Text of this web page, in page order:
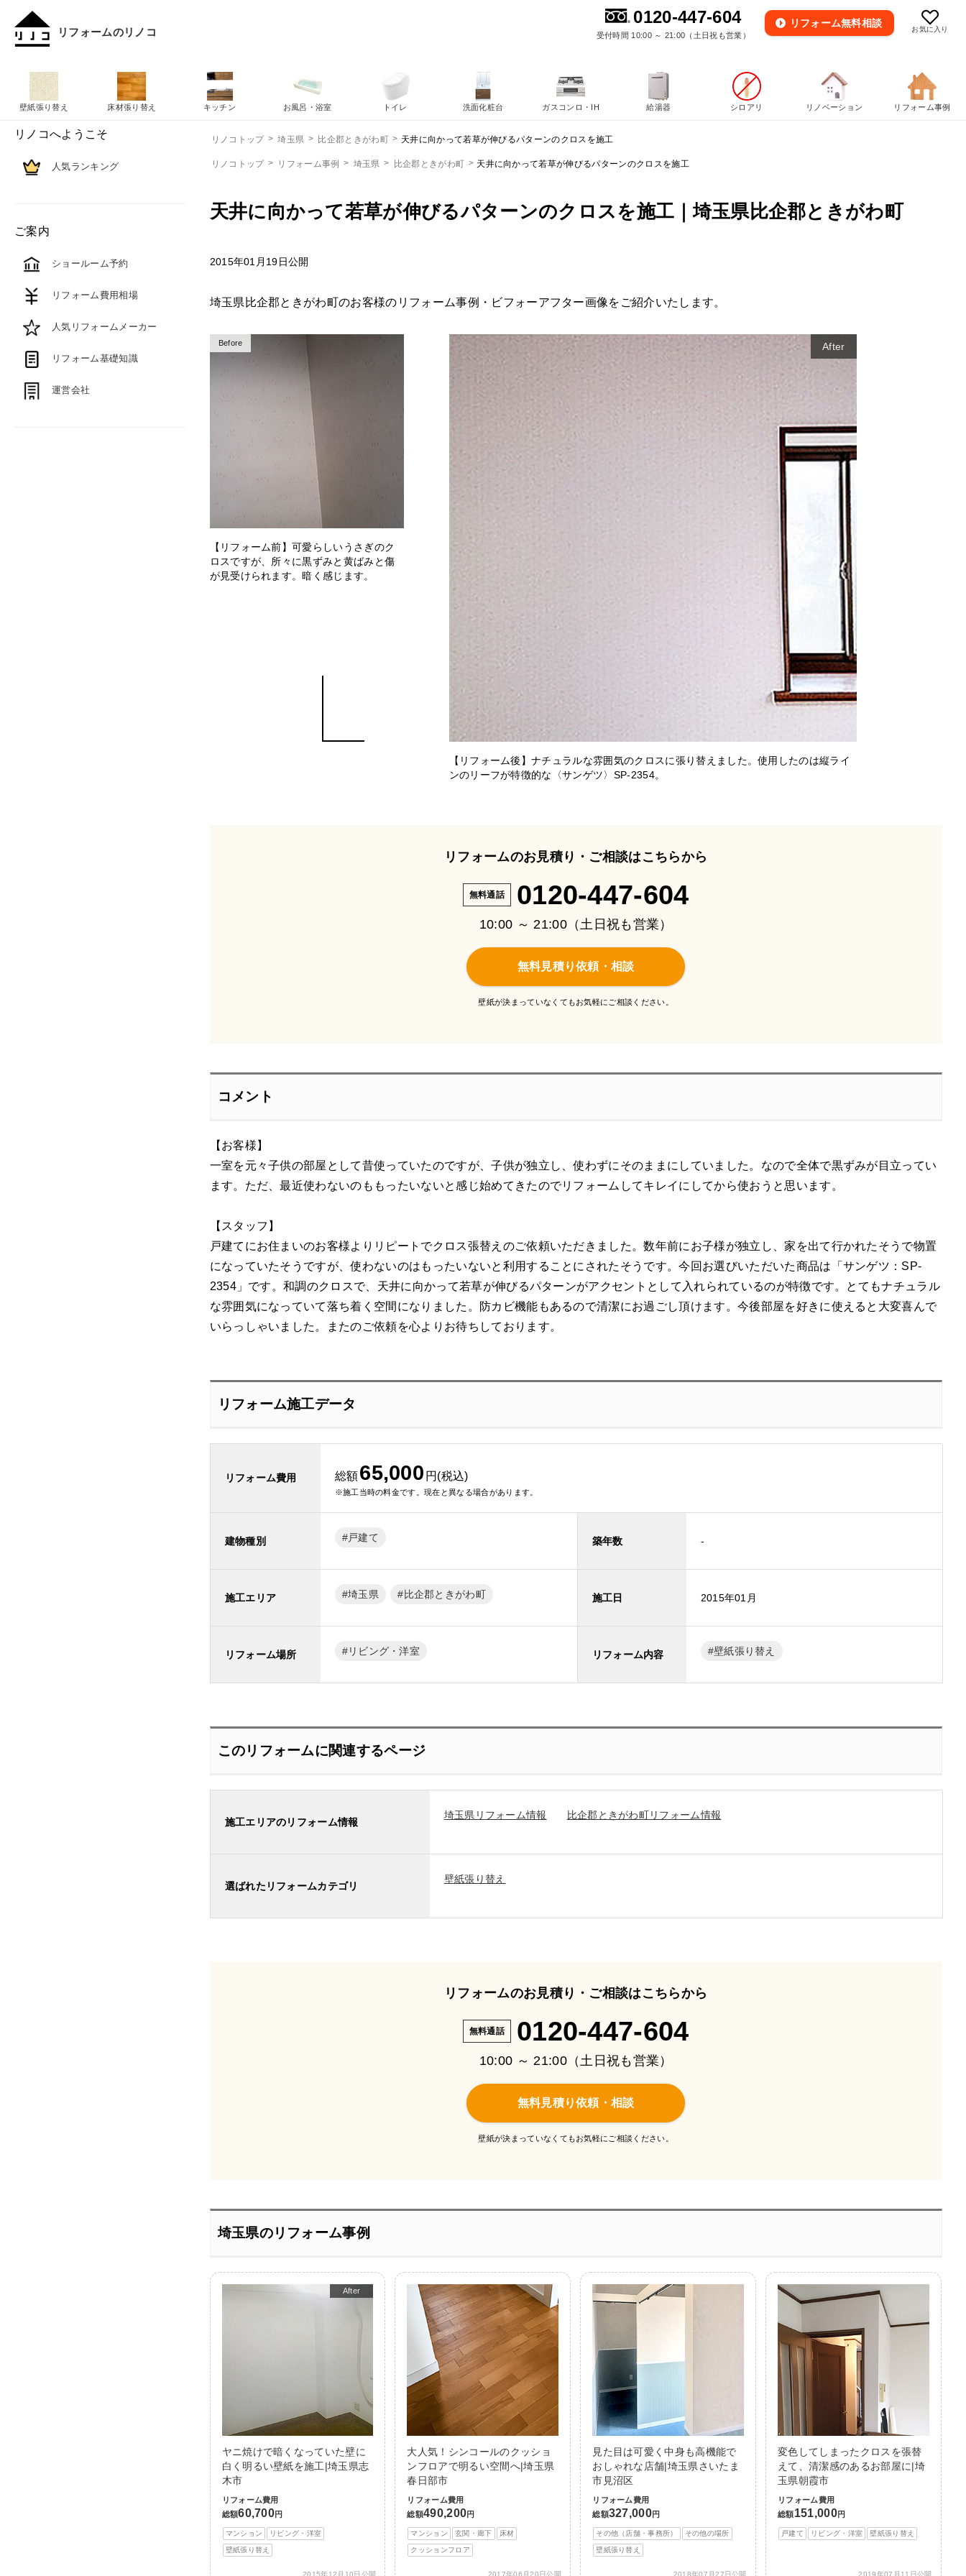
リフォームのリノコ お気に入り
0120-447-604
受付時間 10:00 ～ 21:00（土日祝も営業）
リフォーム無料相談
リノコトップ 埼玉県 比企郡ときがわ町 天井に向かって若草が伸びるパターンのクロスを施工
リノコトップ リフォーム事例 埼玉県 比企郡ときがわ町 天井に向かって若草が伸びるパターンのクロスを施工
天井に向かって若草が伸びるパターンのクロスを施工｜埼玉県比企郡ときがわ町
2015年01月19日公開
埼玉県比企郡ときがわ町のお客様のリフォーム事例・ビフォーアフター画像をご紹介いたします。
Before
【リフォーム前】可愛らしいうさぎのク
ロスですが、所々に黒ずみと黄ばみと傷
が見受けられます。暗く感じます。
After
【リフォーム後】ナチュラルな雰囲気のクロスに張り替えました。使用したのは縦ライ
ンのリーフが特徴的な〈サンゲツ〉SP-2354。
リフォームのお見積り・ご相談はこちらから
無料通話 0120-447-604
10:00 ～ 21:00（土日祝も営業）
無料見積り依頼・相談
壁紙が決まっていなくてもお気軽にご相談ください。
コメント
【お客様】
一室を元々子供の部屋として昔使っていたのですが、子供が独立し、使わずにそのままにしていました。なので全体で黒ずみが目立ってい
ます。ただ、最近使わないのももったいないと感じ始めてきたのでリフォームしてキレイにしてから使おうと思います。
【スタッフ】
戸建てにお住まいのお客様よりリピートでクロス張替えのご依頼いただきました。数年前にお子様が独立し、家を出て行かれたそうで物置
になっていたそうですが、使わないのはもったいないと利用することにされたそうです。今回お選びいただいた商品は「サンゲツ：SP-
2354」です。和調のクロスで、天井に向かって若草が伸びるパターンがアクセントとして入れられているのが特徴です。とてもナチュラル
な雰囲気になっていて落ち着く空間になりました。防カビ機能もあるので清潔にお過ごし頂けます。今後部屋を好きに使えると大変喜んで
いらっしゃいました。またのご依頼を心よりお待ちしております。
リフォーム施工データ
リフォーム費用 総額65,000 円(税込)
※施工当時の料金です。現在と異なる場合があります。
建物種別 戸建て 築年数 -
施工エリア 埼玉県 比企郡ときがわ町 施工日 2015年01月
リフォーム場所 リビング・洋室 リフォーム内容 壁紙張り替え
このリフォームに関連するページ
施工エリアのリフォーム情報
埼玉県リフォーム情報 比企郡ときがわ町リフォーム情報
選ばれたリフォームカテゴリ
壁紙張り替え
リフォームのお見積り・ご相談はこちらから
無料通話 0120-447-604
10:00 ～ 21:00（土日祝も営業）
無料見積り依頼・相談
壁紙が決まっていなくてもお気軽にご相談ください。
埼玉県のリフォーム事例
After
ヤニ焼けで暗くなっていた壁に
白く明るい壁紙を施工|埼玉県志
木市
リフォーム費用
総額60,700円
マンション リビング・洋室
壁紙張り替え
2015年12月10日公開
大人気！シンコールのクッショ
ンフロアで明るい空間へ|埼玉県
春日部市
リフォーム費用
総額490,200円
マンション 玄関・廊下 床材
クッションフロア
2017年06月20日公開
見た目は可愛く中身も高機能で
おしゃれな店舗|埼玉県さいたま
市見沼区
リフォーム費用
総額327,000円
その他（店舗・事務所） その他の場所
壁紙張り替え
2018年07月27日公開
変色してしまったクロスを張替
えて、清潔感のあるお部屋に|埼
玉県朝霞市
リフォーム費用
総額151,000円
戸建て リビング・洋室 壁紙張り替え
2019年07月11日公開
壁紙張り替え 床材張り替え キッチン お風呂・浴室 トイレ 洗面化粧台 ガスコンロ・IH 給湯器 シロアリ リノベーション リフォーム事例
リノコへようこそ
人気ランキング
ご案内
ショールーム予約
リフォーム費用相場
人気リフォームメーカー
リフォーム基礎知識
運営会社